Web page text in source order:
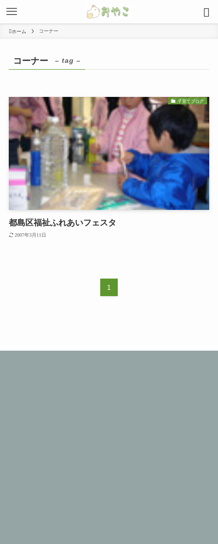
ホーム コーナー
コーナー – tag –
子育てブログ
都島区福祉ふれあいフェスタ
2007年3月11日
1